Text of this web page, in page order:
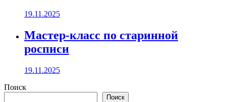
19.11.2025
Мастер-класс по старинной
росписи
19.11.2025
Поиск
Поиск